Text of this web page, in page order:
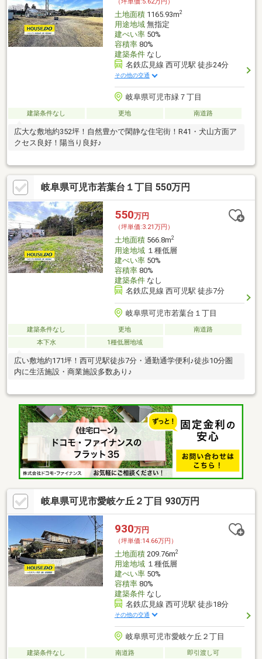
（坪単価:5.62万円）
土地面積1165.93m2
用途地域無指定
建ぺい率50%
容積率80%
建築条件なし
名鉄広見線 西可児駅 徒歩24分
その他の交通
岐阜県可児市緑７丁目
建築条件なし 更地 南道路
広大な敷地約352坪！自然豊かで閑静な住宅街！R41・犬山方面ア
クセス良好！陽当り良好♪
岐阜県可児市若葉台１丁目 550万円
550万円
（坪単価:3.21万円）
土地面積566.8m2
用途地域１種低層
建ぺい率50%
容積率80%
建築条件なし
名鉄広見線 西可児駅 徒歩7分
岐阜県可児市若葉台１丁目
建築条件なし 更地
南道路
本下水
1種低層地域
広い敷地約171坪！西可児駅徒歩7分・通勤通学便利♪徒歩10分圏
内に生活施設・商業施設多数あり♪
岐阜県可児市愛岐ケ丘２丁目 930万円
930万円
（坪単価:14.66万円）
土地面積209.76m2
用途地域１種低層
建ぺい率50%
容積率80%
建築条件なし
名鉄広見線 西可児駅 徒歩18分
その他の交通
岐阜県可児市愛岐ケ丘２丁目
建築条件なし 南道路
即引渡し可